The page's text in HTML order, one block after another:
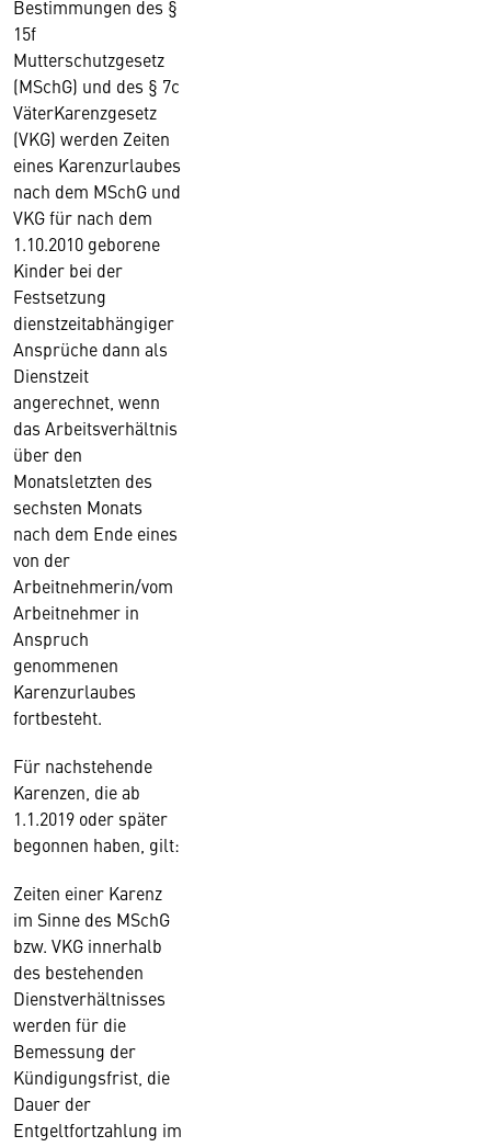
Bestimmungen des §
15f
Mutterschutzgesetz
(MSchG) und des § 7c
VäterKarenzgesetz
(VKG) werden Zeiten
eines Karenzurlaubes
nach dem MSchG und
VKG für nach dem
1.10.2010 geborene
Kinder bei der
Festsetzung
dienstzeitabhängiger
Ansprüche dann als
Dienstzeit
angerechnet, wenn
das Arbeitsverhältnis
über den
Monatsletzten des
sechsten Monats
nach dem Ende eines
von der
Arbeitnehmerin/vom
Arbeitnehmer in
Anspruch
genommenen
Karenzurlaubes
fortbesteht.
Für nachstehende
Karenzen, die ab
1.1.2019 oder später
begonnen haben, gilt:
Zeiten einer Karenz
im Sinne des MSchG
bzw. VKG innerhalb
des bestehenden
Dienstverhältnisses
werden für die
Bemessung der
Kündigungsfrist, die
Dauer der
Entgeltfortzahlung im